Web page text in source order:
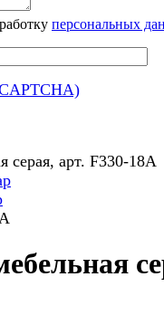
персональных
серая, арт. F330-18A